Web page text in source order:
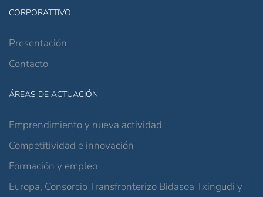
CORPORATTIVO
Presentación
Contacto
ÁREAS DE ACTUACIÓN
Emprendimiento y nueva actividad
Competitividad e innovación
Formación y empleo
Europa, Consorcio Transfronterizo Bidasoa Txingudi y